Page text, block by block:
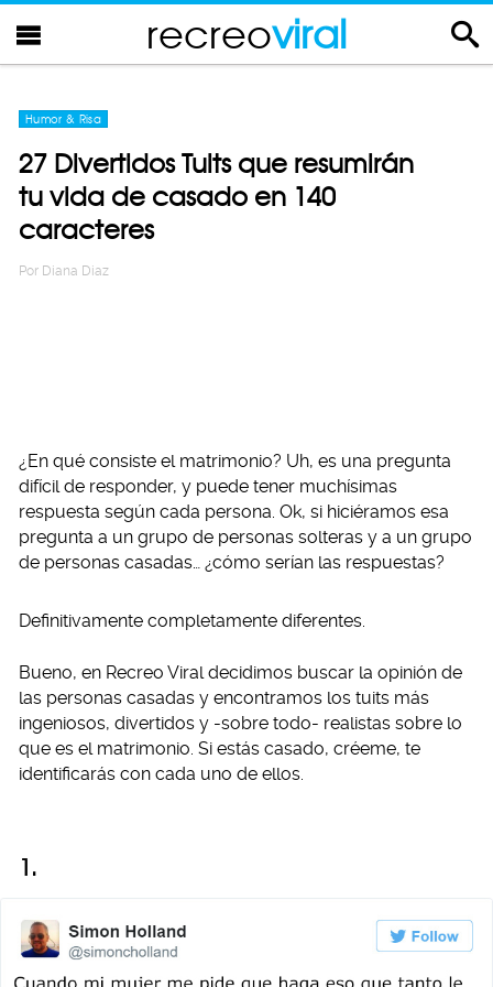
recreoviral
Humor & Risa
27 Divertidos Tuits que resumirán
tu vida de casado en 140
caracteres
Por Diana Diaz
¿En qué consiste el matrimonio? Uh, es una pregunta
difícil de responder, y puede tener muchísimas
respuesta según cada persona. Ok, si hiciéramos esa
pregunta a un grupo de personas solteras y a un grupo
de personas casadas… ¿cómo serían las respuestas?
Definitivamente completamente diferentes.
Bueno, en Recreo Viral decidimos buscar la opinión de
las personas casadas y encontramos los tuits más
ingeniosos, divertidos y -sobre todo- realistas sobre lo
que es el matrimonio. Si estás casado, créeme, te
identificarás con cada uno de ellos.
1.